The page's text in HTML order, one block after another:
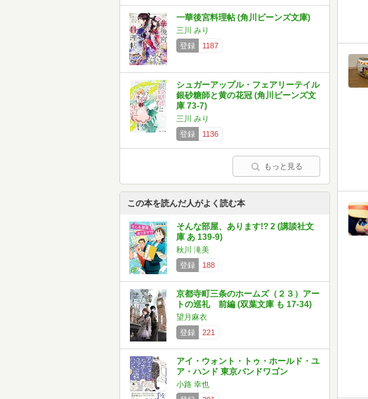
一華後宮料理帖 (角川ビーンズ文庫)
三川 みり
登録
1187
シュガーアップル・フェアリーテイル
銀砂糖師と黄の花冠 (角川ビーンズ文
庫 73-7)
三川 みり
登録
1136
もっと見る
この本を読んだ人がよく読む本
そんな部屋、あります!? 2 (講談社文
庫 あ 139-9)
秋川 滝美
登録
188
京都寺町三条のホームズ（２３）アー
トの巡礼 前編 (双葉文庫 も 17-34)
望月麻衣
登録
221
アイ・ウォント・トゥ・ホールド・ユ
ア・ハンド 東京バンドワゴン
小路 幸也